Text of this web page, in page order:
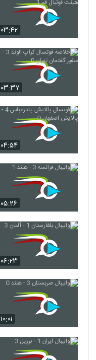
۰۳:۴۲
۰۳:۳۷
۰۴:۵۴
۰۵:۲۶
۰۶:۲۳
۱۰:۰۱